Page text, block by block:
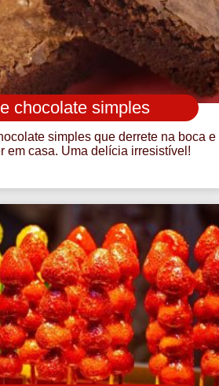
chocolate simples
simples que derrete na boca e
em casa. Uma delícia irresistível!